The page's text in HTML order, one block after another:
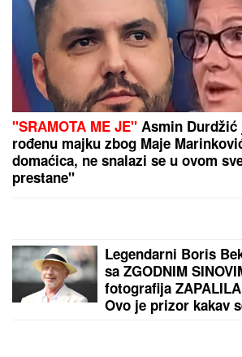
MINA VRBAŠKI POKAZALA
Progovorila o svadbi sa Viktorom i
"Tražimo stan, njegovi su me
DRAMA U
KABLARSKOJ
sleteo sa puta
toku izvlačenje